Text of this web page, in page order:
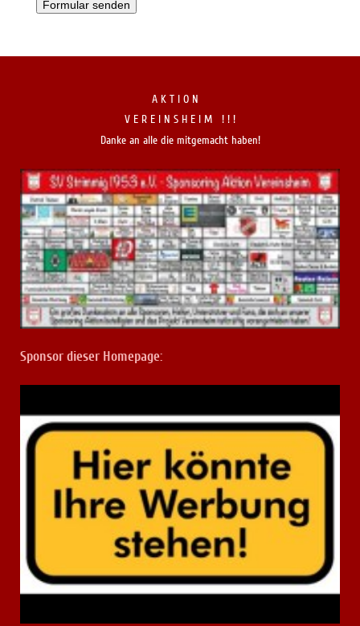
A K T I O N
V E R E I N S H E I M ! ! !
Danke an alle die mitgemacht haben!
Sponsor dieser Homepage: